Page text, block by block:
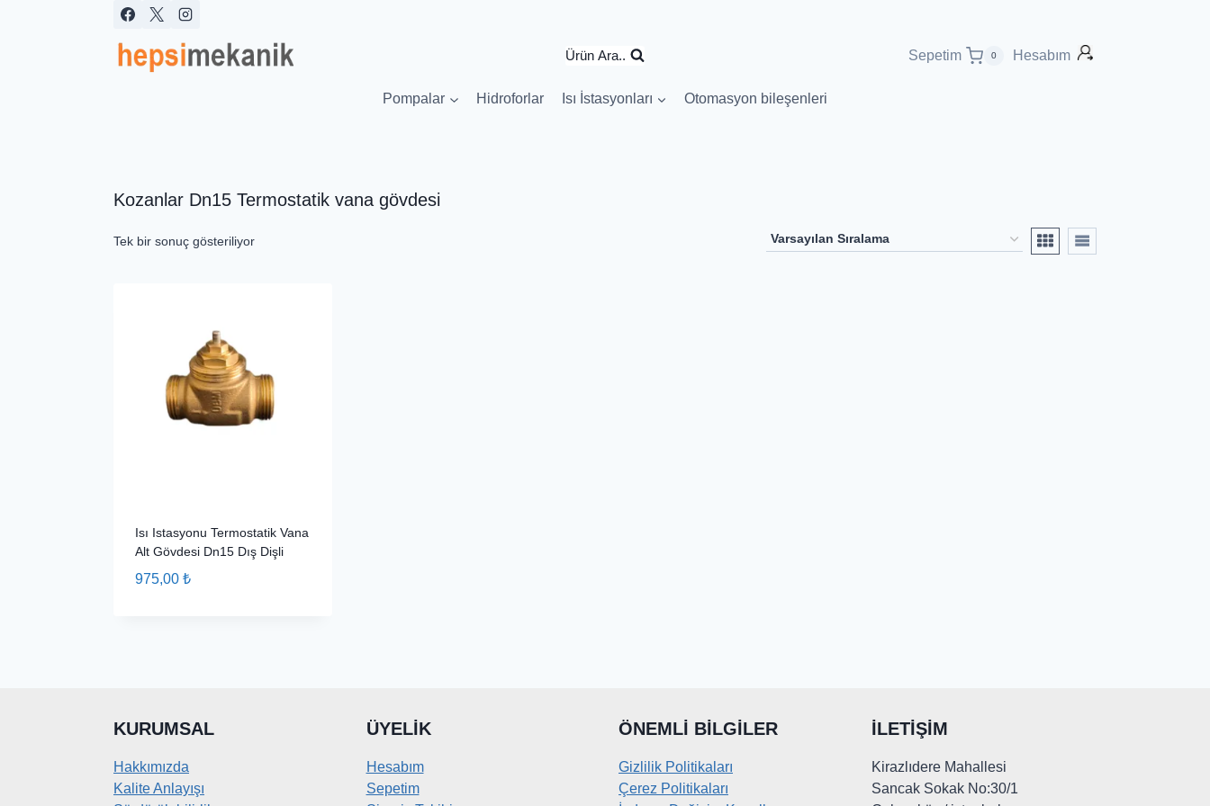
Ürün Ara..
Sepetim 0 Hesabım
Pompalar Hidroforlar Isı İstasyonları Otomasyon bileşenleri
Kozanlar Dn15 Termostatik vana gövdesi
Tek bir sonuç gösteriliyor
Isı Istasyonu Termostatik Vana
Alt Gövdesi Dn15 Dış Dişli
975,00 ₺
KURUMSAL
Hakkımızda
Kalite Anlayışı
ÜYELIK
Hesabım
Sepetim
ÖNEMLI BILGILER
Gizlilik Politikaları
Çerez Politikaları
İLETIŞIM
Kirazlıdere Mahallesi
Sancak Sokak No:30/1